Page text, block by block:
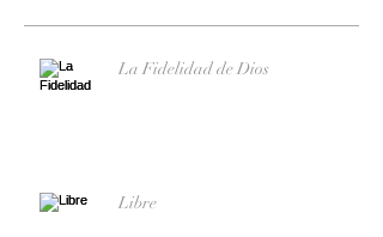
La Fidelidad de Dios
Libre